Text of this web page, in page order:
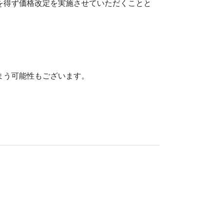
ず価格改定を実施させていただくことと
可能性もございます。